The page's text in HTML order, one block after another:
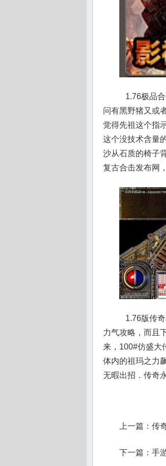
1.76极品
问有黑野猪又或
觉得先祖这个指
这个没技术含量
沙从石质的椅子
复古合击发布网
1.76版传
力气攻略，而且
来，100#仿盛大
体内的祖玛之力
无暇出招．传奇
上一篇： 传
下一篇： 手